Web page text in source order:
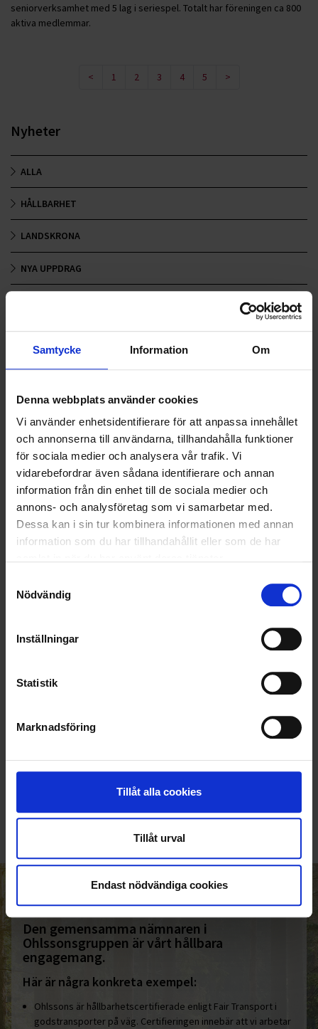
Samtycke Information Om
Denna webbplats använder cookies
Vi använder enhetsidentifierare för att anpassa innehållet
och annonserna till användarna, tillhandahålla funktioner
för sociala medier och analysera vår trafik. Vi
vidarebefordrar även sådana identifierare och annan
information från din enhet till de sociala medier och
annons- och analysföretag som vi samarbetar med.
Dessa kan i sin tur kombinera informationen med annan
information som du har tillhandahållit eller som de har
Nödvändig
Inställningar
Statistik
Marknadsföring
Tillåt alla cookies
Tillåt urval
Endast nödvändiga cookies
seniorverksamhet med 5 lag i seriespel. Totalt har föreningen ca 800
aktiva medlemmar.
< 1 2 3 4 5 >
Nyheter
ALLA
HÅLLBARHET
LANDSKRONA
NYA UPPDRAG
OHLSSONS REGION SYD
OHLSSONSKOLLEGOR
RENHÅLLNING
SAMARBETEN
SOCIALT ANSVAR
VELLINGE
KUNDTJÄNST
HELT ENKELT HÅLLBART
Den gemensamma nämnaren i
Ohlssonsgruppen är vårt hållbara
engagemang.
Här är några konkreta exempel:
Ohlssons är hållbarhetscertifierade enligt Fair Transport i
godstransporter på väg. Certifieringen innebär att vi arbetar